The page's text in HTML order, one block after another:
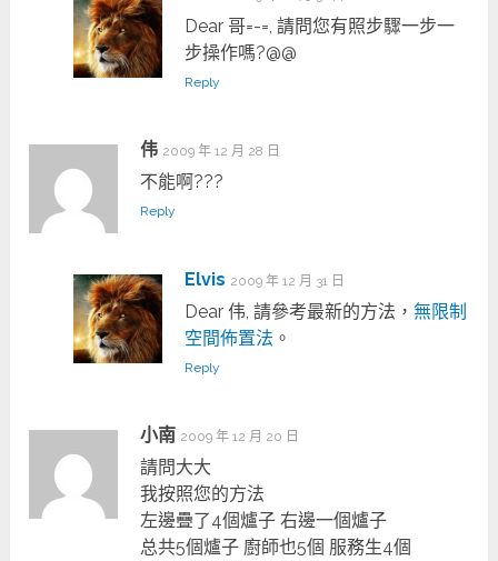
Dear 哥=-=, 請問您有照步驟一步一
步操作嗎?@@
Reply
伟 2009 年 12 月 28 日
不能啊???
Reply
Elvis 2009 年 12 月 31 日
Dear 伟, 請參考最新的方法， 無限制
空間佈置法 。
Reply
小南 2009 年 12 月 20 日
請問大大
我按照您的方法
左邊疊了4個爐子 右邊一個爐子
总共5個爐子 廚師也5個 服務生4個